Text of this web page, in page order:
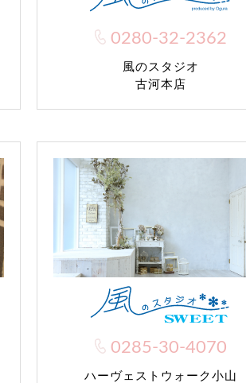
0280-32-2362
風のスタジオ
古河本店
0285-30-4070
ハーヴェストウォーク小山